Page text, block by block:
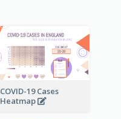
COVID-19 Cases
Heatmap